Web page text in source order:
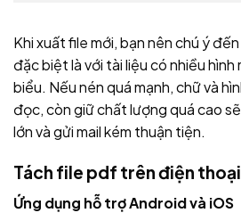
Khi xuất file mới, bạn nên chú ý
đặc biệt là với tài liệu có nhiều hình
biểu. Nếu nén quá mạnh, chữ và
đọc, còn giữ chất lượng quá cao
lớn và gửi mail kém thuận tiện.
Tách file pdf trên điện thoại
Ứng dụng hỗ trợ Android và iOS